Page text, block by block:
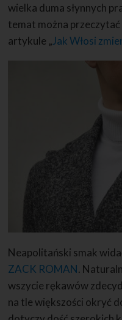
wielka duma słynnych
temat można
artykule „Jak Włosi
Neapolitański smak
ZACK ROMAN.
wszycie rękawów
na tle większości okryć